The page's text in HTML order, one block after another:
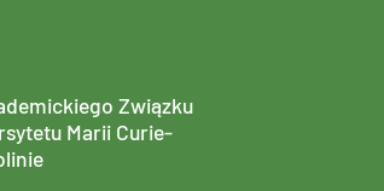
Związku
Marii Curie-